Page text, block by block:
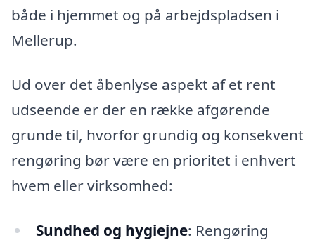
både i hjemmet og på arbejdspladsen i
Mellerup.
Ud over det åbenlyse aspekt af et rent
udseende er der en række afgørende
grunde til, hvorfor grundig og konsekvent
rengøring bør være en prioritet i enhvert
hvem eller virksomhed:
Sundhed og hygiejne: Rengøring